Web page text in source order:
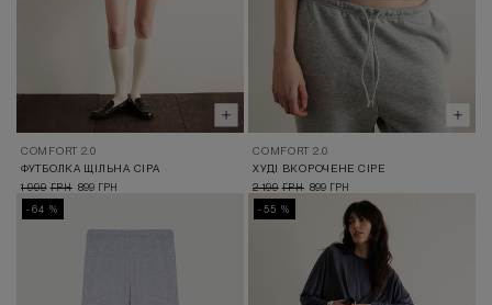
COMFORT 2.0
ФУТБОЛКА ЩІЛЬНА СІРА
1 999 ГРН 899 ГРН
COMFORT 2.0
ХУДІ ВКОРОЧЕНЕ СІРЕ
2 199 ГРН 899 ГРН
-64 %
-55 %